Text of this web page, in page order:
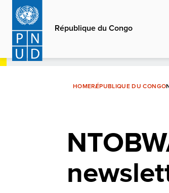
Aller
contenu
principal
République du Congo
HOMERÉPUBLIQUE DU CONGO